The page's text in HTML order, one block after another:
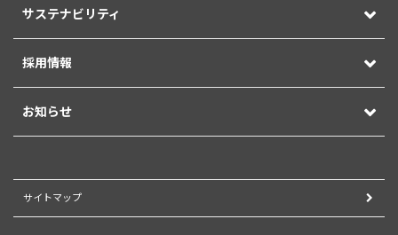
サステナビリティ
採用情報
お知らせ
サイトマップ